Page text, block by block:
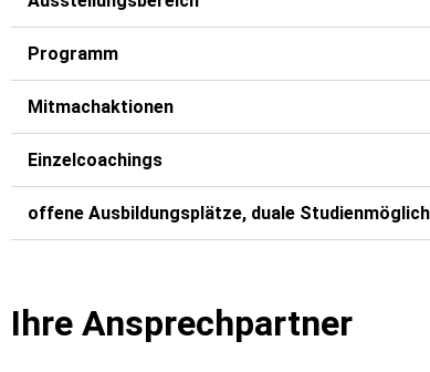
Programm
Mitmachaktionen
Einzelcoachings
offene Ausbildungsplätze, duale
Ihre Ansprechpartner